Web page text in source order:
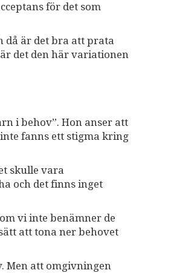
för det som
då är det bra att prata
det den här variationen
i behov”. Hon anser att
fanns ett stigma kring
skulle vara
och det finns inget
vi inte benämner de
att tona ner behovet
Men att omgivningen